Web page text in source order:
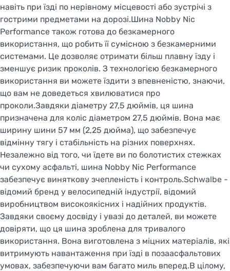
навіть при їзді по нерівному місцевості або зустрічі з
гострими предметами на дорозі.Шина Nobby Nic
Performance також готова до безкамерного
використання, що робить її сумісною з безкамерними
системами. Це дозволяє отримати більш плавну їзду і
зменшує ризик проколів. З технологією безкамерного
використання ви можете їздити з впевненістю, знаючи,
що вам не доведеться хвилюватися про
проколи.Завдяки діаметру 27,5 дюймів, ця шина
призначена для коліс діаметром 27,5 дюймів. Вона має
ширину шини 57 мм (2,25 дюйма), що забезпечує
відмінну тягу і стабільність на різних поверхнях.
Незалежно від того, чи їдете ви по болотистих стежках
чи сухому асфальті, шина Nobby Nic Performance
забезпечує виняткову зчепленість і контроль.Schwalbe -
відомий бренд у велосипедній індустрії, відомий
виробництвом високоякісних і надійних продуктів.
Завдяки своєму досвіду і увазі до деталей, ви можете
довіряти, що ця шина зроблена для тривалого
використання. Вона виготовлена з міцних матеріалів, які
витримують навантаження при їзді в позаасфальтових
умовах, забезпечуючи вам багато миль вперед.В цілому,